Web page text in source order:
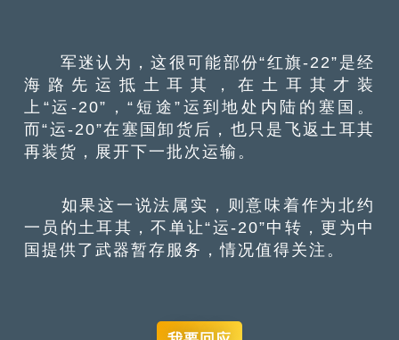
军迷认为，这很可能部份“红旗-22”是经
海路先运抵土耳其，在土耳其才装
上“运-20”，“短途”运到地处内陆的塞国。
而“运-20”在塞国卸货后，也只是飞返土耳其
再装货，展开下一批次运输。
如果这一说法属实，则意味着作为北约
一员的土耳其，不单让“运-20”中转，更为中
国提供了武器暂存服务，情况值得关注。